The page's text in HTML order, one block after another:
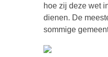
hoe zij deze wet
dienen. De
sommige